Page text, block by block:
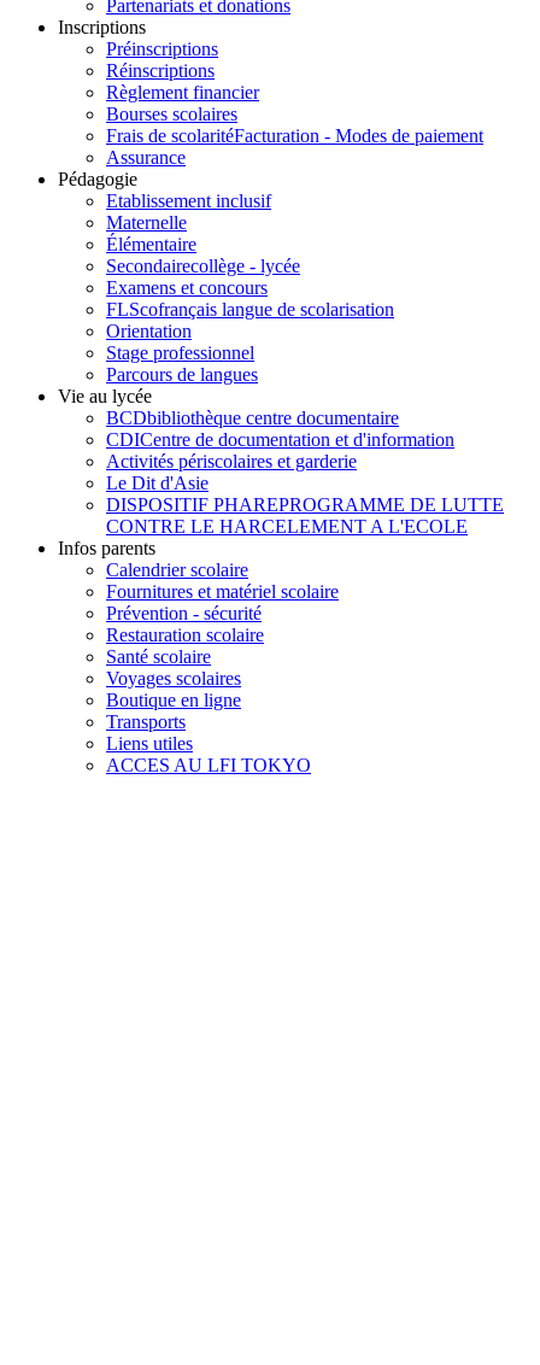
Partenariats et donations
Inscriptions
Préinscriptions
Réinscriptions
Règlement financier
Bourses scolaires
Frais de scolaritéFacturation - Modes de paiement
Assurance
Pédagogie
Etablissement inclusif
Maternelle
Élémentaire
Secondairecollège - lycée
Examens et concours
FLScofrançais langue de scolarisation
Orientation
Stage professionnel
Parcours de langues
Vie au lycée
BCDbibliothèque centre documentaire
CDICentre de documentation et d'information
Activités périscolaires et garderie
Le Dit d'Asie
DISPOSITIF PHAREPROGRAMME DE LUTTE
CONTRE LE HARCELEMENT A L'ECOLE
Infos parents
Calendrier scolaire
Fournitures et matériel scolaire
Prévention - sécurité
Restauration scolaire
Santé scolaire
Voyages scolaires
Boutique en ligne
Transports
Liens utiles
ACCES AU LFI TOKYO